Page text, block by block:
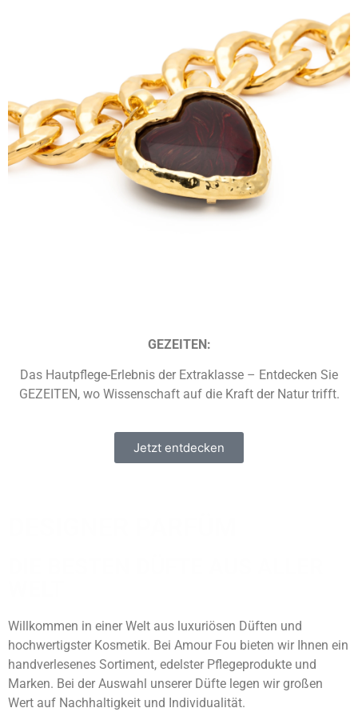
GEZEITEN:
Das Hautpflege-Erlebnis der Extraklasse – Entdecken Sie
GEZEITEN, wo Wissenschaft auf die Kraft der Natur trifft.
Jetzt entdecken
Willkommen in einer Welt aus luxuriösen Düften und
hochwertigster Kosmetik. Bei Amour Fou bieten wir Ihnen ein
handverlesenes Sortiment, edelster Pflegeprodukte und
Marken. Bei der Auswahl unserer Düfte legen wir großen
Wert auf Nachhaltigkeit und Individualität.